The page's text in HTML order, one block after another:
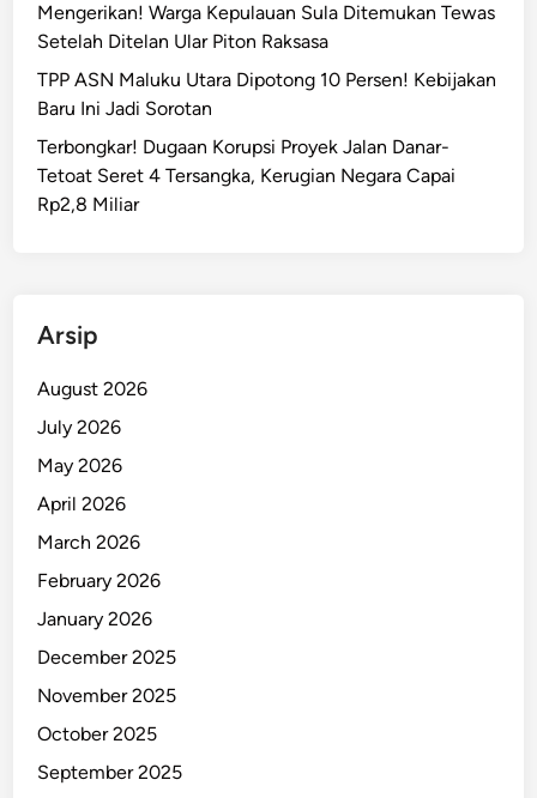
Mengerikan! Warga Kepulauan Sula Ditemukan Tewas
Setelah Ditelan Ular Piton Raksasa
TPP ASN Maluku Utara Dipotong 10 Persen! Kebijakan
Baru Ini Jadi Sorotan
Terbongkar! Dugaan Korupsi Proyek Jalan Danar-
Tetoat Seret 4 Tersangka, Kerugian Negara Capai
Rp2,8 Miliar
Arsip
August 2026
July 2026
May 2026
April 2026
March 2026
February 2026
January 2026
December 2025
November 2025
October 2025
September 2025